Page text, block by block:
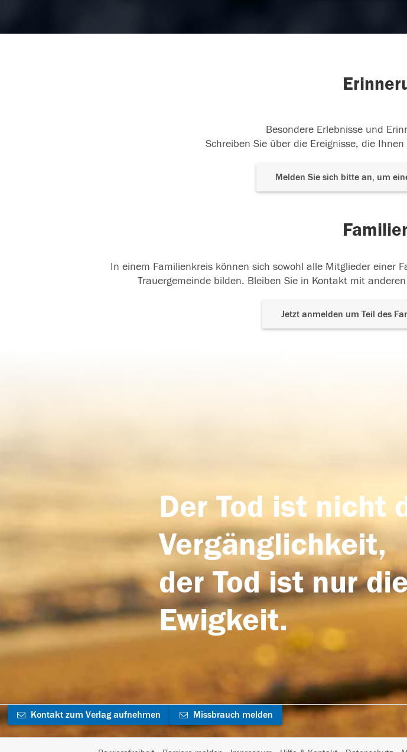
Besondere Erlebnisse und
Schreiben Sie über die Ereignisse, die
Melden Sie sich bitte an, um
In einem Familienkreis können sich sowohl alle Mitglieder einer
Trauergemeinde bilden. Bleiben Sie in Kontakt mit
Jetzt anmelden um Teil des
Der Tod ist nicht
Vergänglichkeit,
der Tod ist nur
Ewigkeit.
Kontakt zum Verlag aufnehmen Missbrauch melden